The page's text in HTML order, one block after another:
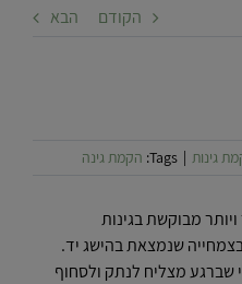
הקודם הבא
גינות |
Tags: הקמת גינה
מבוקשת בגינות
שנמצאת בהישג יד.
שברגע מצליח לנתק ולסחוף